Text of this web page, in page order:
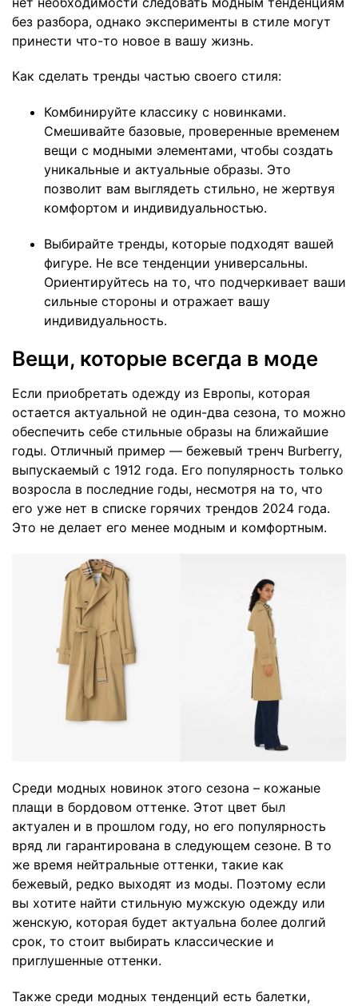
без разбора, однако эксперименты в стиле могут
принести что-то новое в вашу жизнь.
Как сделать тренды частью своего стиля:
Комбинируйте классику с новинками.
Смешивайте базовые, проверенные временем
вещи с модными элементами, чтобы создать
уникальные и актуальные образы. Это
позволит вам выглядеть стильно, не жертвуя
комфортом и индивидуальностью.
Выбирайте тренды, которые подходят вашей
фигуре. Не все тенденции универсальны.
Ориентируйтесь на то, что подчеркивает ваши
сильные стороны и отражает вашу
индивидуальность.
Вещи, которые всегда в моде
Если приобретать одежду из Европы, которая
остается актуальной не один-два сезона, то можно
обеспечить себе стильные образы на ближайшие
годы. Отличный пример — бежевый тренч Burberry,
выпускаемый с 1912 года. Его популярность только
возросла в последние годы, несмотря на то, что
его уже нет в списке горячих трендов 2024 года.
Это не делает его менее модным и комфортным.
Среди модных новинок этого сезона – кожаные
плащи в бордовом оттенке. Этот цвет был
актуален и в прошлом году, но его популярность
вряд ли гарантирована в следующем сезоне. В то
же время нейтральные оттенки, такие как
бежевый, редко выходят из моды. Поэтому если
вы хотите найти стильную мужскую одежду или
женскую, которая будет актуальна более долгий
срок, то стоит выбирать классические и
приглушенные оттенки.
Также среди модных тенденций есть балетки,